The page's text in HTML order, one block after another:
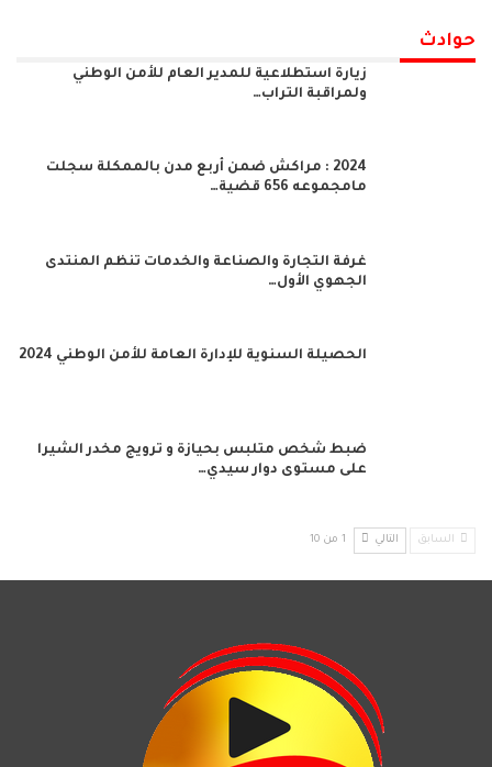
حوادث
زيارة استطلاعية للمدير العام للأمن الوطني
ولمراقبة التراب…
2024 : مراكش ضمن أربع مدن بالممكلة سجلت
مامجموعه 656 قضية…
غرفة التجارة والصناعة والخدمات تنظم المنتدى
الجهوي الأول…
الحصيلة السنوية للإدارة العامة للأمن الوطني 2024
ضبط شخص متلبس بحيازة و ترويج مخدر الشيرا
على مستوى دوار سيدي…
السابق التالي 1 من 10